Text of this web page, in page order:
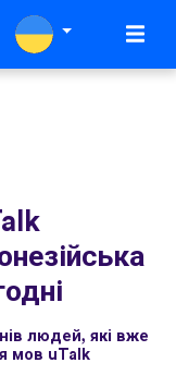
людей, які вже
мов uTalk